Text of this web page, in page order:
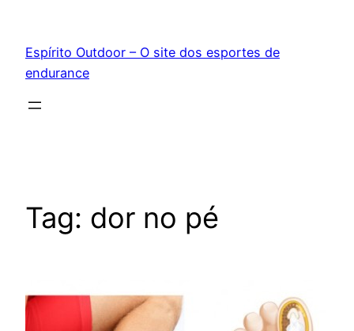
conteúdo
Espírito Outdoor – O site dos esportes de
endurance
Tag: dor no pé